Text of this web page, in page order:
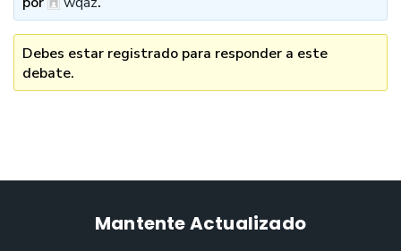
Debes estar registrado para responder a este
debate.
Mantente Actualizado